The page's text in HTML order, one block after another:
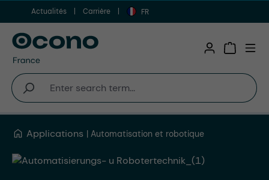
Aller au contenu principal
Actualités Carrière FR
Applications Automatisation et robotique